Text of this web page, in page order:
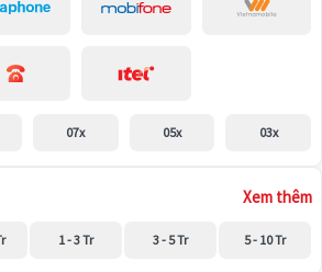
07x 05x 03x
Xem thêm
1 - 3 Tr 3 - 5 Tr 5 - 10 Tr